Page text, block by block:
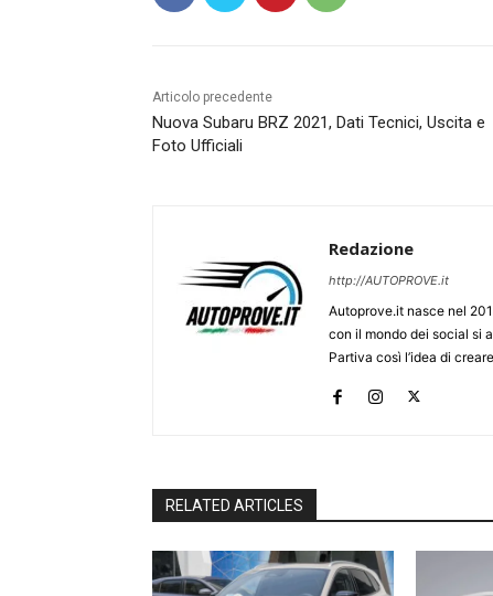
Articolo precedente
Nuova Subaru BRZ 2021, Dati Tecnici, Uscita e
Foto Ufficiali
Redazione
http://AUTOPROVE.it
Autoprove.it nasce nel
con il mondo dei social si
Partiva così l’idea di
RELATED ARTICLES